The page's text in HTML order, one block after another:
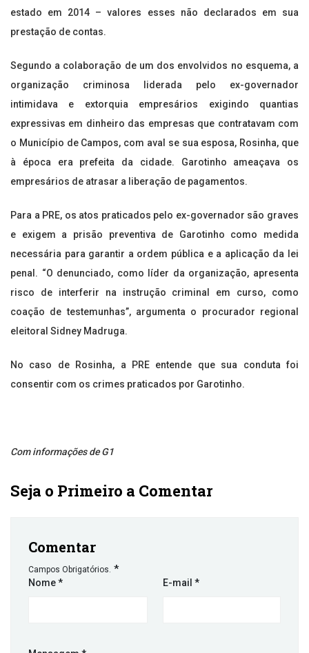
estado em 2014 – valores esses não declarados em sua
prestação de contas.
Segundo a colaboração de um dos envolvidos no esquema, a
organização criminosa liderada pelo ex-governador
intimidava e extorquia empresários exigindo quantias
expressivas em dinheiro das empresas que contratavam com
o Município de Campos, com aval se sua esposa, Rosinha, que
à época era prefeita da cidade. Garotinho ameaçava os
empresários de atrasar a liberação de pagamentos.
Para a PRE, os atos praticados pelo ex-governador são graves
e exigem a prisão preventiva de Garotinho como medida
necessária para garantir a ordem pública e a aplicação da lei
penal. “O denunciado, como líder da organização, apresenta
risco de interferir na instrução criminal em curso, como
coação de testemunhas”, argumenta o procurador regional
eleitoral Sidney Madruga.
No caso de Rosinha, a PRE entende que sua conduta foi
consentir com os crimes praticados por Garotinho.
Com informações de G1
Seja o Primeiro a Comentar
Comentar
Campos Obrigatórios. *
Nome* E-mail *